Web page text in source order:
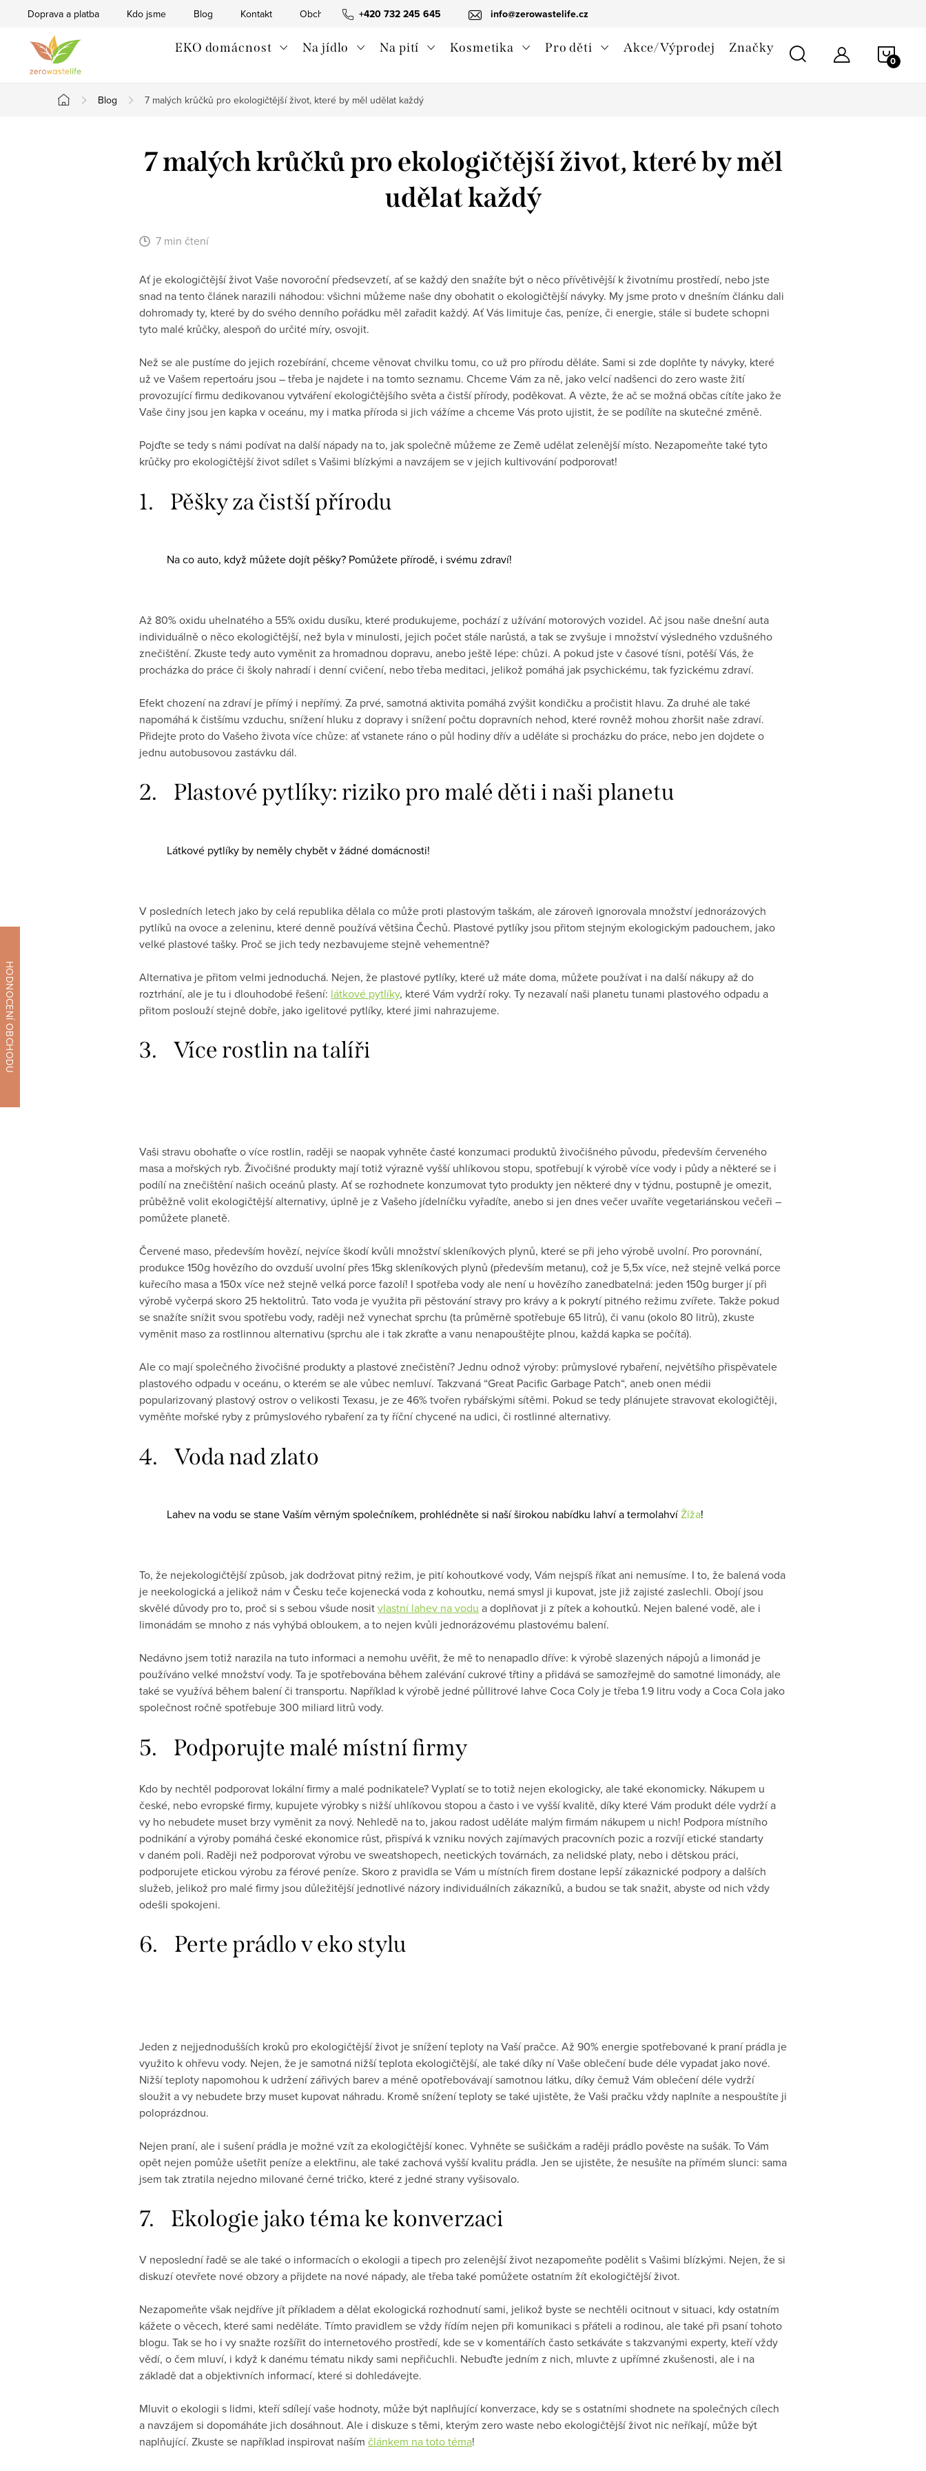
+420 732 245 645 info@zerowastelife.cz
Doprava a platba Kdo jsme Blog Kontakt Obchodní podmínky Ochrana osobních údajů Odstoupení od smlouvy
EKO domácnost Na jídlo Na pití Kosmetika Pro děti Akce/Výprodej Značky
Domů
Blog 7 malých krůčků pro ekologičtější život, které by měl udělat každý
7 malých krůčků pro ekologičtější život, které by měl
udělat každý
7 min čtení
Ať je ekologičtější život Vaše novoroční předsevzetí, ať se každý den snažíte být o něco přívětivější k životnímu prostředí, nebo jste
snad na tento článek narazili náhodou: všichni můžeme naše dny obohatit o ekologičtější návyky. My jsme proto v dnešním článku dali
dohromady ty, které by do svého denního pořádku měl zařadit každý. Ať Vás limituje čas, peníze, či energie, stále si budete schopni
tyto malé krůčky, alespoň do určité míry, osvojit.
Než se ale pustíme do jejich rozebírání, chceme věnovat chvilku tomu, co už pro přírodu děláte. Sami si zde doplňte ty návyky, které
už ve Vašem repertoáru jsou – třeba je najdete i na tomto seznamu. Chceme Vám za ně, jako velcí nadšenci do zero waste žití
provozující firmu dedikovanou vytváření ekologičtějšího světa a čistší přírody, poděkovat. A vězte, že ač se možná občas cítíte jako že
Vaše činy jsou jen kapka v oceánu, my i matka příroda si jich vážíme a chceme Vás proto ujistit, že se podílíte na skutečné změně.
Pojďte se tedy s námi podívat na další nápady na to, jak společně můžeme ze Země udělat zelenější místo. Nezapomeňte také tyto
krůčky pro ekologičtější život sdílet s Vašimi blízkými a navzájem se v jejich kultivování podporovat!
1. Pěšky za čistší přírodu
Na co auto, když můžete dojít pěšky? Pomůžete přírodě, i svému zdraví!
Až 80% oxidu uhelnatého a 55% oxidu dusíku, které produkujeme, pochází z užívání motorových vozidel. Ač jsou naše dnešní auta
individuálně o něco ekologičtější, než byla v minulosti, jejich počet stále narůstá, a tak se zvyšuje i množství výsledného vzdušného
znečištění. Zkuste tedy auto vyměnit za hromadnou dopravu, anebo ještě lépe: chůzi. A pokud jste v časové tísni, potěší Vás, že
procházka do práce či školy nahradí i denní cvičení, nebo třeba meditaci, jelikož pomáhá jak psychickému, tak fyzickému zdraví.
Efekt chození na zdraví je přímý i nepřímý. Za prvé, samotná aktivita pomáhá zvýšit kondičku a pročistit hlavu. Za druhé ale také
napomáhá k čistšímu vzduchu, snížení hluku z dopravy i snížení počtu dopravních nehod, které rovněž mohou zhoršit naše zdraví.
Přidejte proto do Vašeho života více chůze: ať vstanete ráno o půl hodiny dřív a uděláte si procházku do práce, nebo jen dojdete o
jednu autobusovou zastávku dál.
2. Plastové pytlíky: riziko pro malé děti i naši planetu
Látkové pytlíky by neměly chybět v žádné domácnosti!
V posledních letech jako by celá republika dělala co může proti plastovým taškám, ale zároveň ignorovala množství jednorázových
pytlíků na ovoce a zeleninu, které denně používá většina Čechů. Plastové pytlíky jsou přitom stejným ekologickým padouchem, jako
velké plastové tašky. Proč se jich tedy nezbavujeme stejně vehementně?
Alternativa je přitom velmi jednoduchá. Nejen, že plastové pytlíky, které už máte doma, můžete používat i na další nákupy až do
roztrhání, ale je tu i dlouhodobé řešení: látkové pytlíky, které Vám vydrží roky. Ty nezavalí naši planetu tunami plastového odpadu a
přitom poslouží stejně dobře, jako igelitové pytlíky, které jimi nahrazujeme.
3. Více rostlin na talíři
Vaši stravu obohaťte o více rostlin, raději se naopak vyhněte časté konzumaci produktů živočišného původu, především červeného
masa a mořských ryb. Živočišné produkty mají totiž výrazně vyšší uhlíkovou stopu, spotřebují k výrobě více vody i půdy a některé se i
podílí na znečištění našich oceánů plasty. Ať se rozhodnete konzumovat tyto produkty jen některé dny v týdnu, postupně je omezit,
průběžně volit ekologičtější alternativy, úplně je z Vašeho jídelníčku vyřadíte, anebo si jen dnes večer uvaříte vegetariánskou večeři –
pomůžete planetě.
Červené maso, především hovězí, nejvíce škodí kvůli množství skleníkových plynů, které se při jeho výrobě uvolní. Pro porovnání,
produkce 150g hovězího do ovzduší uvolní přes 15kg skleníkových plynů (především metanu), což je 5,5x více, než stejně velká porce
kuřecího masa a 150x více než stejně velká porce fazolí! I spotřeba vody ale není u hovězího zanedbatelná: jeden 150g burger jí při
výrobě vyčerpá skoro 25 hektolitrů. Tato voda je využita při pěstování stravy pro krávy a k pokrytí pitného režimu zvířete. Takže pokud
se snažíte snížit svou spotřebu vody, raději než vynechat sprchu (ta průměrně spotřebuje 65 litrů), či vanu (okolo 80 litrů), zkuste
vyměnit maso za rostlinnou alternativu (sprchu ale i tak zkraťte a vanu nenapouštějte plnou, každá kapka se počítá).
Ale co mají společného živočišné produkty a plastové znečistění? Jednu odnož výroby: průmyslové rybaření, největšího přispěvatele
plastového odpadu v oceánu, o kterém se ale vůbec nemluví. Takzvaná “Great Pacific Garbage Patch“, aneb onen médii
popularizovaný plastový ostrov o velikosti Texasu, je ze 46% tvořen rybářskými sítěmi. Pokud se tedy plánujete stravovat ekologičtěji,
vyměňte mořské ryby z průmyslového rybaření za ty říční chycené na udici, či rostlinné alternativy.
4. Voda nad zlato
Lahev na vodu se stane Vaším věrným společníkem, prohlédněte si naší širokou nabídku lahví a termolahvíŽíža!
To, že nejekologičtější způsob, jak dodržovat pitný režim, je pití kohoutkové vody, Vám nejspíš říkat ani nemusíme. I to, že balená voda
je neekologická a jelikož nám v Česku teče kojenecká voda z kohoutku, nemá smysl ji kupovat, jste již zajisté zaslechli. Obojí jsou
skvělé důvody pro to, proč si s sebou všude nositvlastní lahev na vodu a doplňovat ji z pítek a kohoutků. Nejen balené vodě, ale i
limonádám se mnoho z nás vyhýbá obloukem, a to nejen kvůli jednorázovému plastovému balení.
Nedávno jsem totiž narazila na tuto informaci a nemohu uvěřit, že mě to nenapadlo dříve: k výrobě slazených nápojů a limonád je
používáno velké množství vody. Ta je spotřebována během zalévání cukrové třtiny a přidává se samozřejmě do samotné limonády, ale
také se využívá během balení či transportu. Například k výrobě jedné půllitrové lahve Coca Coly je třeba 1.9 litru vody a Coca Cola jako
společnost ročně spotřebuje 300 miliard litrů vody.
5. Podporujte malé místní firmy
Kdo by nechtěl podporovat lokální firmy a malé podnikatele? Vyplatí se to totiž nejen ekologicky, ale také ekonomicky. Nákupem u
české, nebo evropské firmy, kupujete výrobky s nižší uhlíkovou stopou a často i ve vyšší kvalitě, díky které Vám produkt déle vydrží a
vy ho nebudete muset brzy vyměnit za nový. Nehledě na to, jakou radost uděláte malým firmám nákupem u nich! Podpora místního
podnikání a výroby pomáhá české ekonomice růst, přispívá k vzniku nových zajímavých pracovních pozic a rozvíjí etické standarty
v daném poli. Raději než podporovat výrobu ve sweatshopech, neetických továrnách, za nelidské platy, nebo i dětskou práci,
podporujete etickou výrobu za férové peníze. Skoro z pravidla se Vám u místních firem dostane lepší zákaznické podpory a dalších
služeb, jelikož pro malé firmy jsou důležitější jednotlivé názory individuálních zákazníků, a budou se tak snažit, abyste od nich vždy
odešli spokojeni.
6. Perte prádlo v eko stylu
Jeden z nejjednodušších kroků pro ekologičtější život je snížení teploty na Vaší pračce. Až 90% energie spotřebované k praní prádla je
využito k ohřevu vody. Nejen, že je samotná nižší teplota ekologičtější, ale také díky ní Vaše oblečení bude déle vypadat jako nové.
Nižší teploty napomohou k udržení zářivých barev a méně opotřebovávají samotnou látku, díky čemuž Vám oblečení déle vydrží
sloužit a vy nebudete brzy muset kupovat náhradu. Kromě snížení teploty se také ujistěte, že Vaši pračku vždy naplníte a nespouštíte ji
poloprázdnou.
Nejen praní, ale i sušení prádla je možné vzít za ekologičtější konec. Vyhněte se sušičkám a raději prádlo pověste na sušák. To Vám
opět nejen pomůže ušetřit peníze a elektřinu, ale také zachová vyšší kvalitu prádla. Jen se ujistěte, že nesušíte na přímém slunci: sama
jsem tak ztratila nejedno milované černé tričko, které z jedné strany vyšisovalo.
7. Ekologie jako téma ke konverzaci
V neposlední řadě se ale také o informacích o ekologii a tipech pro zelenější život nezapomeňte podělit s Vašimi blízkými. Nejen, že si
diskuzí otevřete nové obzory a přijdete na nové nápady, ale třeba také pomůžete ostatním žít ekologičtější život.
Nezapomeňte však nejdříve jít příkladem a dělat ekologická rozhodnutí sami, jelikož byste se nechtěli ocitnout v situaci, kdy ostatním
kážete o věcech, které sami neděláte. Tímto pravidlem se vždy řídím nejen při komunikaci s přáteli a rodinou, ale také při psaní tohoto
blogu. Tak se ho i vy snažte rozšířit do internetového prostředí, kde se v komentářích často setkáváte s takzvanými experty, kteří vždy
vědí, o čem mluví, i když k danému tématu nikdy sami nepřičuchli. Nebuďte jedním z nich, mluvte z upřímné zkušenosti, ale i na
základě dat a objektivních informací, které si dohledávejte.
Mluvit o ekologii s lidmi, kteří sdílejí vaše hodnoty, může být naplňující konverzace, kdy se s ostatními shodnete na společných cílech
a navzájem si dopomáháte jich dosáhnout. Ale i diskuze s těmi, kterým zero waste nebo ekologičtější život nic neříkají, může být
naplňující. Zkuste se například inspirovat naším článkem na toto téma!